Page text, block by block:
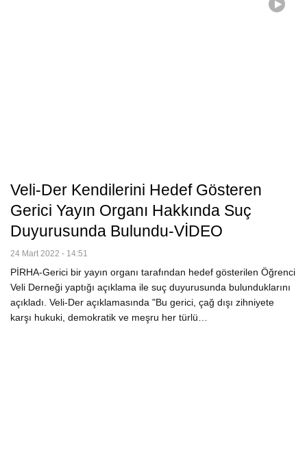
Veli-Der Kendilerini Hedef Gösteren
Gerici Yayın Organı Hakkında Suç
Duyurusunda Bulundu-VİDEO
24 Mart 2022 - 14:51
PİRHA-Gerici bir yayın organı tarafından hedef gösterilen Öğrenci
Veli Derneği yaptığı açıklama ile suç duyurusunda bulunduklarını
açıkladı. Veli-Der açıklamasında "Bu gerici, çağ dışı zihniyete
karşı hukuki, demokratik ve meşru her türlü…